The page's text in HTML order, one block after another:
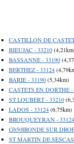
CASTILLON DE
BIEUJAC - 33210
BASSANNE - 33190
BERTHEZ - 33124
BARIE - 33190(5,34km)
CASTETS EN DORTHE -
ST LOUBERT - 33210
LADOS - 33124(6,75km)
BROUQUEYRAN - 33124
Gb50IRONDE SUR
ST MARTIN DE